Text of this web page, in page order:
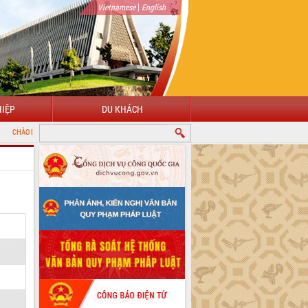
Vietnamese| English
DU KHÁCH
ĐẾN VỚI CỔNG THÔNG TIN ĐIỆN TỬ TỈNH ĐẮK LẮK